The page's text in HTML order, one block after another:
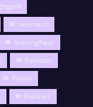
neemach
Nursinghpur
Pakistan
Panna
Poetries